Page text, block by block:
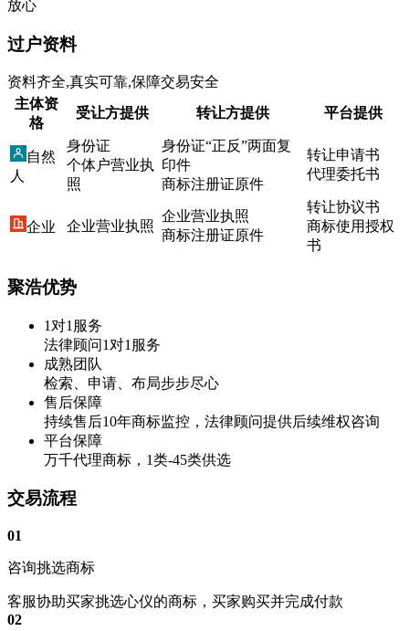
放心
过户资料
资料齐全,真实可靠,保障交易安全
主体资
格
受让方提供 转让方提供 平台提供
自然
人
身份证
个体户营业执
照
身份证“正反”两面复
印件
商标注册证原件
转让申请书
代理委托书
企业 企业营业执照
企业营业执照
商标注册证原件
转让协议书
商标使用授权
书
聚浩优势
1对1服务
法律顾问1对1服务
成熟团队
检索、申请、布局步步尽心
售后保障
持续售后10年商标监控，法律顾问提供后续维权咨询
平台保障
万千代理商标，1类-45类供选
交易流程
01
咨询挑选商标
客服协助买家挑选心仪的商标，买家购买并完成付款
02